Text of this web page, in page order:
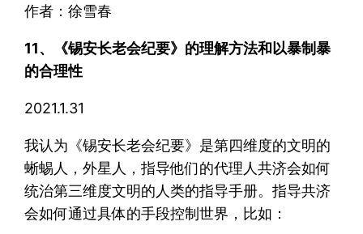
作者：徐雪春
11、《锡安长老会纪要》的理解方法和以暴制暴
的合理性
2021.1.31
我认为《锡安长老会纪要》是第四维度的文明的
蜥蜴人，外星人，指导他们的代理人共济会如何
统治第三维度文明的人类的指导手册。指导共济
会如何通过具体的手段控制世界，比如：